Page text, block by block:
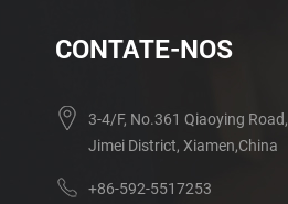
CONTATE-NOS
3-4/F, No.361 Qiaoying Road,
Jimei District, Xiamen,China
+86-592-5517253